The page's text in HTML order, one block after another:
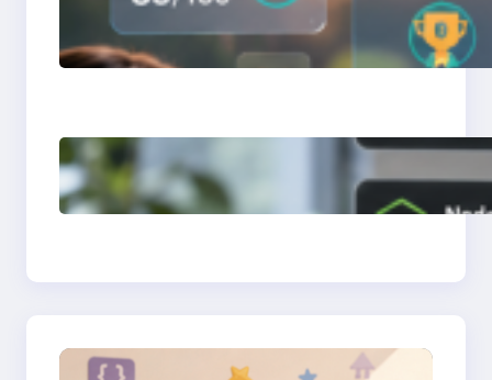
การสร้างระบบ Online
Learning ด้วย Moodle
LMS
การจำลอง Server ทด
สอบแล็ปด้วย Laragon